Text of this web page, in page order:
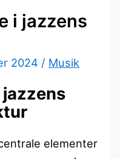
i jazzens
2024 / Musik
elementer